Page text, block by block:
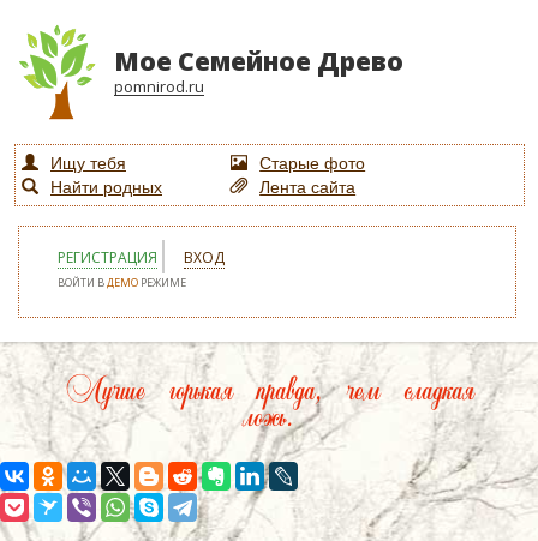
Мое Семейное Древо
pomnirod.ru
Ищу тебя
Старые фото
Найти родных
Лента сайта
РЕГИСТРАЦИЯ ВХОД
ВОЙТИ ВДЕМО РЕЖИМЕ
Лучше горькая правда, чем сладкая
ложь.